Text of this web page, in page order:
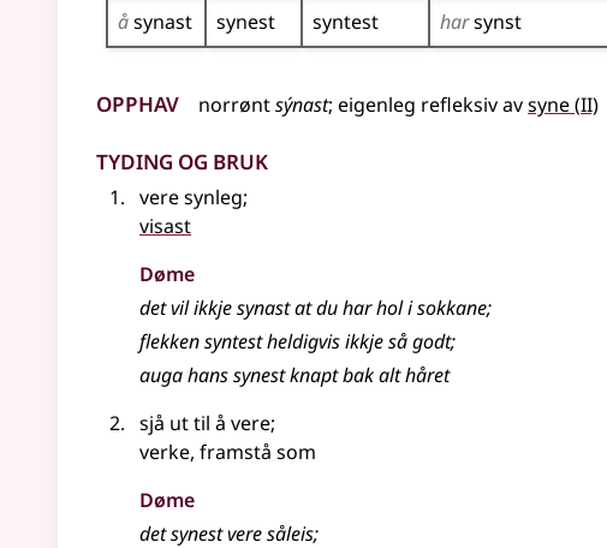
åsynast synest syntest harsynst
Opphav norrøntsýnast; eigenleg refleksiv avsyne(2
II)
Tyding og bruk
vere synleg;
visast
Døme
det vil ikkje synast at du har hol i sokkane;
flekken syntest heldigvis ikkje så godt;
auga hans synest knapt bak alt håret
sjå ut til å vere;
verke, framstå som
Døme
det synest vere såleis;